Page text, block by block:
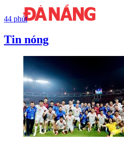
44 phút
Tin nóng